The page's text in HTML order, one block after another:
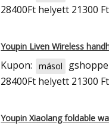
28400Ft helyett 21300 Ft
Youpin Liven Wireless
Kupon: másol
28400Ft helyett 21300 Ft
Youpin Xiaolang foldable